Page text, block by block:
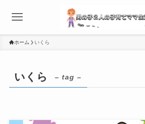
ホーム いくら
いくら – tag –